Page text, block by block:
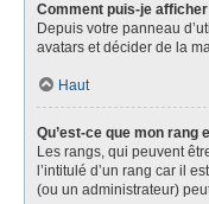
Comment puis-je
Depuis votre panneau
avatars et décider de la
Haut
Qu’est-ce que mon rang
Les rangs, qui peuvent
l’intitulé d’un rang car il
(ou un administrateur)